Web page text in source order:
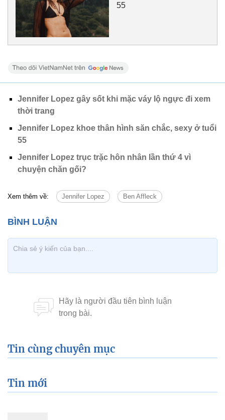
55
Jennifer Lopez gây sốt khi mặc váy lộ ngực đi xem
thời trang
Jennifer Lopez khoe thân hình săn chắc, sexy ở tuổi
55
Jennifer Lopez trục trặc hôn nhân lần thứ 4 vì
chuyện chăn gối?
Xem thêm về: Jennifer Lopez Ben Affleck
Tin cùng chuyên mục
Tin mới